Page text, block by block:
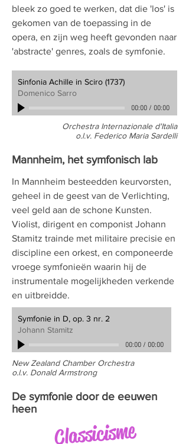
bleek zo goed te werken, dat die 'los' is
gekomen van de toepassing in de
opera, en zijn weg heeft gevonden naar
'abstracte' genres, zoals de symfonie.
Sinfonia Achille in Sciro (1737)
Domenico Sarro
00:00/ 00:00
Orchestra Internazionale d'Italia
o.l.v. Federico Maria Sardelli
Mannheim, het symfonisch lab
In Mannheim besteedden keurvorsten,
geheel in de geest van de Verlichting,
veel geld aan de schone Kunsten.
Violist, dirigent en componist Johann
Stamitz trainde met militaire precisie en
discipline een orkest, en componeerde
vroege symfonieën waarin hij de
instrumentale mogelijkheden verkende
en uitbreidde.
Symfonie in D, op. 3 nr. 2
Johann Stamitz
00:00/ 00:00
New Zealand Chamber Orchestra
o.l.v. Donald Armstrong
De symfonie door de eeuwen
heen
Classicisme